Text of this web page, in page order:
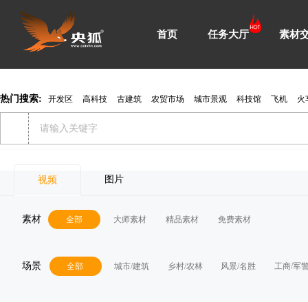
首页 任务大厅 素材
热门搜索: 开发区 高科技 古建筑 农贸市场 城市景观 科技馆 飞机 火
视频 图片
素材 全部 大师素材 精品素材 免费素材
场景 全部 城市/建筑 乡村/农林 风景/名胜 工商/军